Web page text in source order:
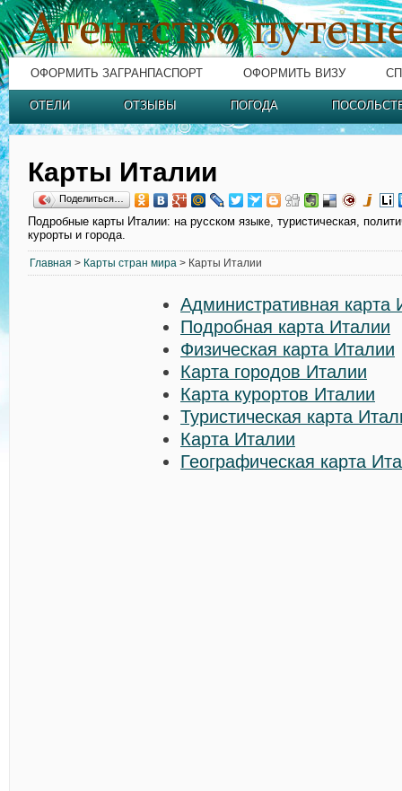
ОФОРМИТЬ ЗАГРАНПАСПОРТ ОФОРМИТЬ ВИЗУ
ОТЕЛИ ОТЗЫВЫ ПОГОДА
Карты Италии
Поделиться…
Подробные карты Италии: на русском языке, туристическая,
курорты и города.
Главная > Карты стран мира > Карты Италии
Административная карта
Подробная карта Италии
Физическая карта Италии
Карта городов Италии
Карта курортов Италии
Туристическая карта
Карта Италии
Географическая карта